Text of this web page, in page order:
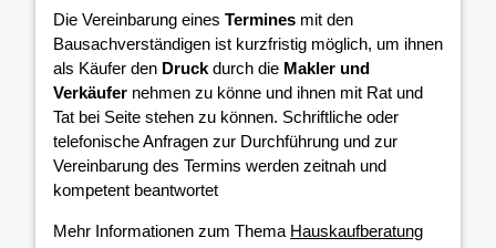
Die Vereinbarung eines Termines mit den
Bausachverständigen ist kurzfristig möglich, um ihnen
als Käufer den Druck durch die Makler und
Verkäufer nehmen zu könne und ihnen mit Rat und
Tat bei Seite stehen zu können. Schriftliche oder
telefonische Anfragen zur Durchführung und zur
Vereinbarung des Termins werden zeitnah und
kompetent beantwortet
Mehr Informationen zum Thema Hauskaufberatung